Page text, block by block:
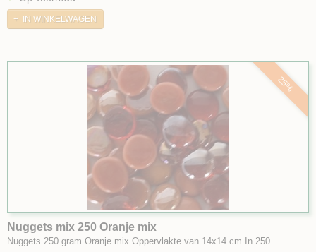
IN WINKELWAGEN
25%
Nuggets mix 250 Oranje mix
Nuggets 250 gram Oranje mix Oppervlakte van 14x14 cm In 250…